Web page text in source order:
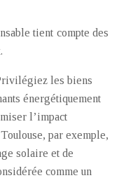
tient compte des
les biens
énergétiquement
l’impact
par exemple,
solaire et de
comme un